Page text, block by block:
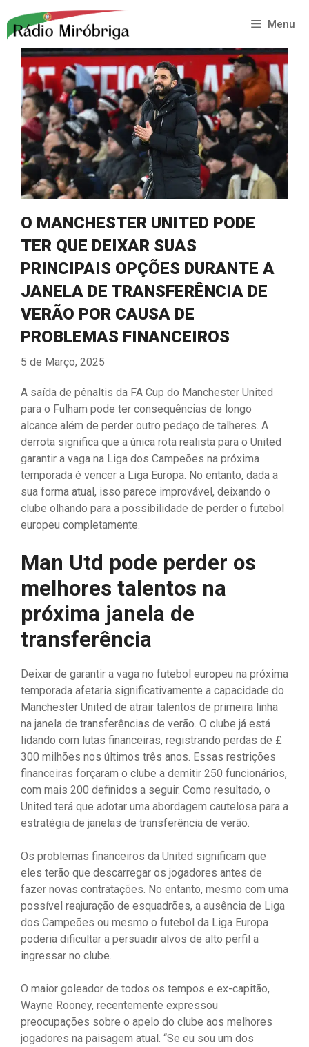
para
conteúdo
Menu
O MANCHESTER UNITED PODE
TER QUE DEIXAR SUAS
PRINCIPAIS OPÇÕES DURANTE A
JANELA DE TRANSFERÊNCIA DE
VERÃO POR CAUSA DE
PROBLEMAS FINANCEIROS
5 de Março, 2025
A saída de pênaltis da FA Cup do Manchester United
para o Fulham pode ter consequências de longo
alcance além de perder outro pedaço de talheres. A
derrota significa que a única rota realista para o United
garantir a vaga na Liga dos Campeões na próxima
temporada é vencer a Liga Europa. No entanto, dada a
sua forma atual, isso parece improvável, deixando o
clube olhando para a possibilidade de perder o futebol
europeu completamente.
Man Utd pode perder os
melhores talentos na
próxima janela de
transferência
Deixar de garantir a vaga no futebol europeu na próxima
temporada afetaria significativamente a capacidade do
Manchester United de atrair talentos de primeira linha
na janela de transferências de verão. O clube já está
lidando com lutas financeiras, registrando perdas de £
300 milhões nos últimos três anos. Essas restrições
financeiras forçaram o clube a demitir 250 funcionários,
com mais 200 definidos a seguir. Como resultado, o
United terá que adotar uma abordagem cautelosa para a
estratégia de janelas de transferência de verão.
Os problemas financeiros da United significam que
eles terão que descarregar os jogadores antes de
fazer novas contratações. No entanto, mesmo com uma
possível reajuração de esquadrões, a ausência de Liga
dos Campeões ou mesmo o futebol da Liga Europa
poderia dificultar a persuadir alvos de alto perfil a
ingressar no clube.
O maior goleador de todos os tempos e ex-capitão,
Wayne Rooney, recentemente expressou
preocupações sobre o apelo do clube aos melhores
jogadores na paisagem atual. “Se eu sou um dos